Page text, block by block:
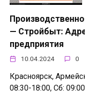
— Стройбыт:
предприятия
10.04.2024 0
Красноярск,
08:30-18:00, Сб: